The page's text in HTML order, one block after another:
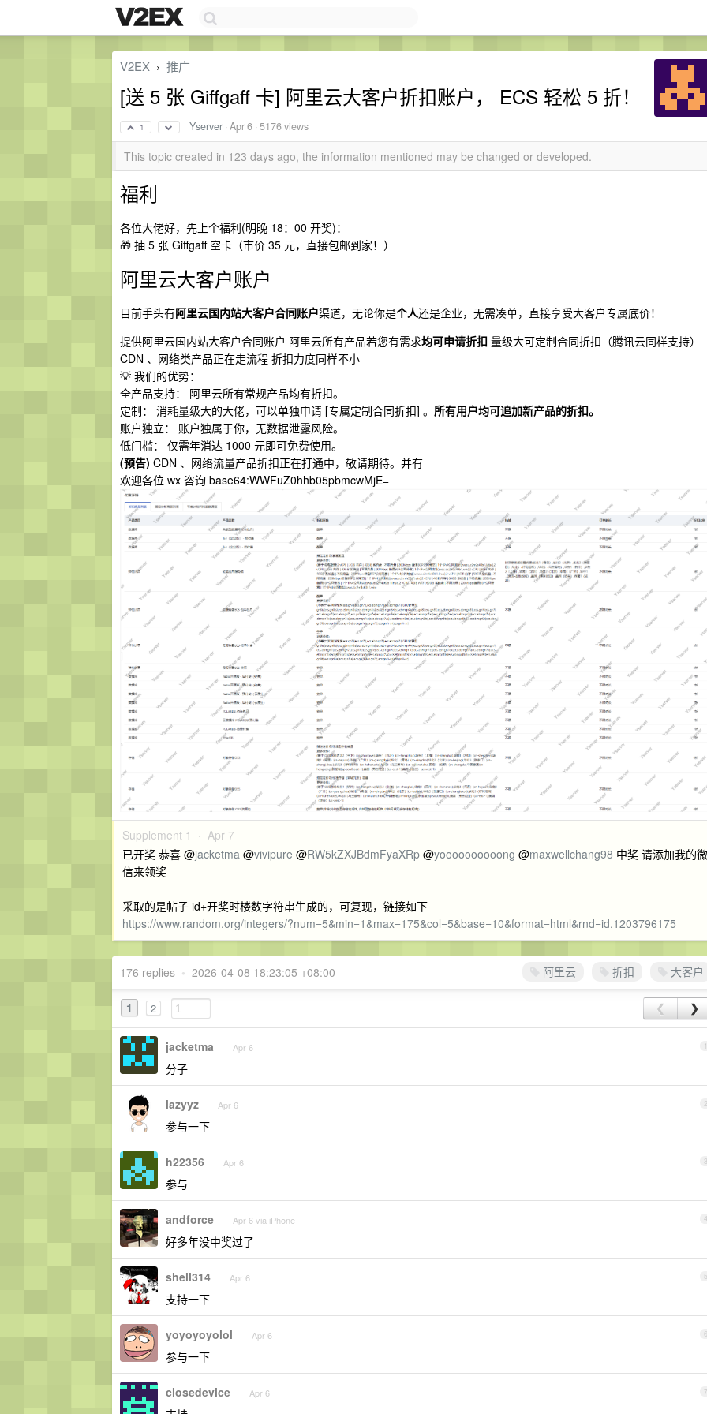
V2EX › 推广
[送 5 张 Giffgaff 卡] 阿里云大客户折扣账户， ECS 轻松 5 折！
1 Yserver ·Apr 6 · 5176 views
This topic created in 123 days ago, the information mentioned may be changed or developed.
福利
各位大佬好，先上个福利(明晚 18：00 开奖)：
🎁 抽 5 张 Giffgaff 空卡（市价 35 元，直接包邮到家！）
阿里云大客户账户
目前手头有阿里云国内站大客户合同账户渠道，无论你是个人还是企业，无需凑单，直接享受大客户专属底价！
提供阿里云国内站大客户合同账户 阿里云所有产品若您有需求均可申请折扣 量级大可定制合同折扣（腾讯云同样支持）
CDN 、网络类产品正在走流程 折扣力度同样不小
💡 我们的优势：
全产品支持： 阿里云所有常规产品均有折扣。
定制： 消耗量级大的大佬，可以单独申请 [专属定制合同折扣] 。 所有用户均可追加新产品的折扣。
账户独立： 账户独属于你，无数据泄露风险。
低门槛： 仅需年消达 1000 元即可免费使用。
(预告) CDN 、网络流量产品折扣正在打通中，敬请期待。并有
欢迎各位 wx 咨询 base64:WWFuZ0hhb05pbmcwMjE=
Supplement 1 · Apr 7
已开奖 恭喜 @jacketma @vivipure @RW5kZXJBdmFyaXRp @yoooooooooong @maxwellchang98 中奖 请添加我的微
信来领奖
采取的是帖子 id+开奖时楼数字符串生成的，可复现，链接如下
https://www.random.org/integers/?num=5&min=1&max=175&col=5&base=10&format=html&rnd=id.1203796175
阿里云 折扣 大客户
176 replies • 2026-04-08 18:23:05 +08:00
1 2 ❮ ❯
1
jacketma Apr 6
分子
2
lazyyz Apr 6
参与一下
3
h22356 Apr 6
参与
4
andforce Apr 6 via iPhone
好多年没中奖过了
5
shell314 Apr 6
支持一下
6
yoyoyoyolol Apr 6
参与一下
7
closedevice Apr 6